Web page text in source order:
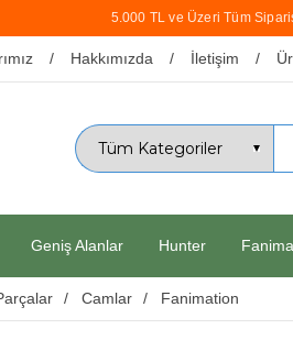
5.000 TL ve Üzeri Tüm
Hakkımızda İletişim
Geniş Alanlar Hunter
Camlar Fanimation